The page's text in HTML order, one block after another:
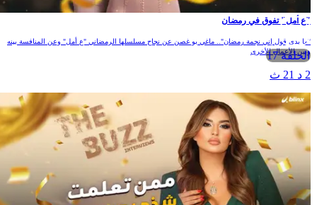
الحلقة 17
"ع أمل" تفوق في رمضان
"ما بدي قول إني نجمة رمضان".. ماغي بو غصن عن نجاح مسلسلها الرمضاني "ع أمل" وعن المنافسة بينه
وبين الأعمال الأخرى